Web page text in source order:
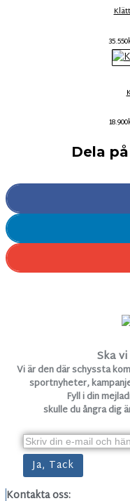
35.550
18.900
Dela
Ska
Vi är den där schyssta
sportnyheter,
Fyll i din
skulle du ångra dig
Kontakta oss: